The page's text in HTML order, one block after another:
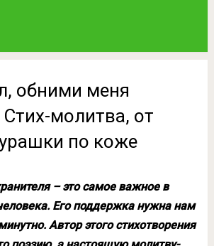
обними меня
молитва, от
по коже
– это самое важное в
Его поддержка нужна нам
Автор этого стихотворения